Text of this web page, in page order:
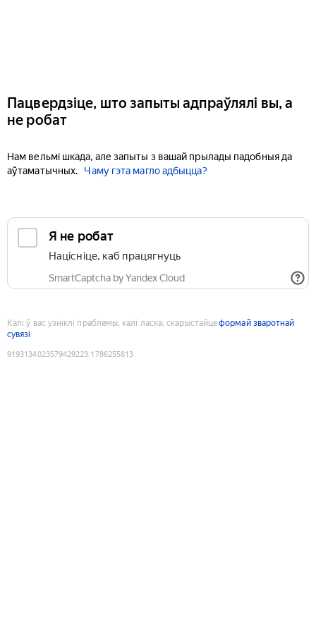
Пацвердзіце, што запыты адпраўлялі вы, а
не робат
Нам вельмі шкада, але запыты з вашай прылады падобныя да
аўтаматычных.
Чаму гэта магло адбыцца?
Я не робат
Націсніце, каб працягнуць
SmartCaptcha by Yandex Cloud
Калі ў вас узніклі праблемы, калі ласка, скарыстайцеформай зваротнай
сувязі
9193134023579429223:1786255813